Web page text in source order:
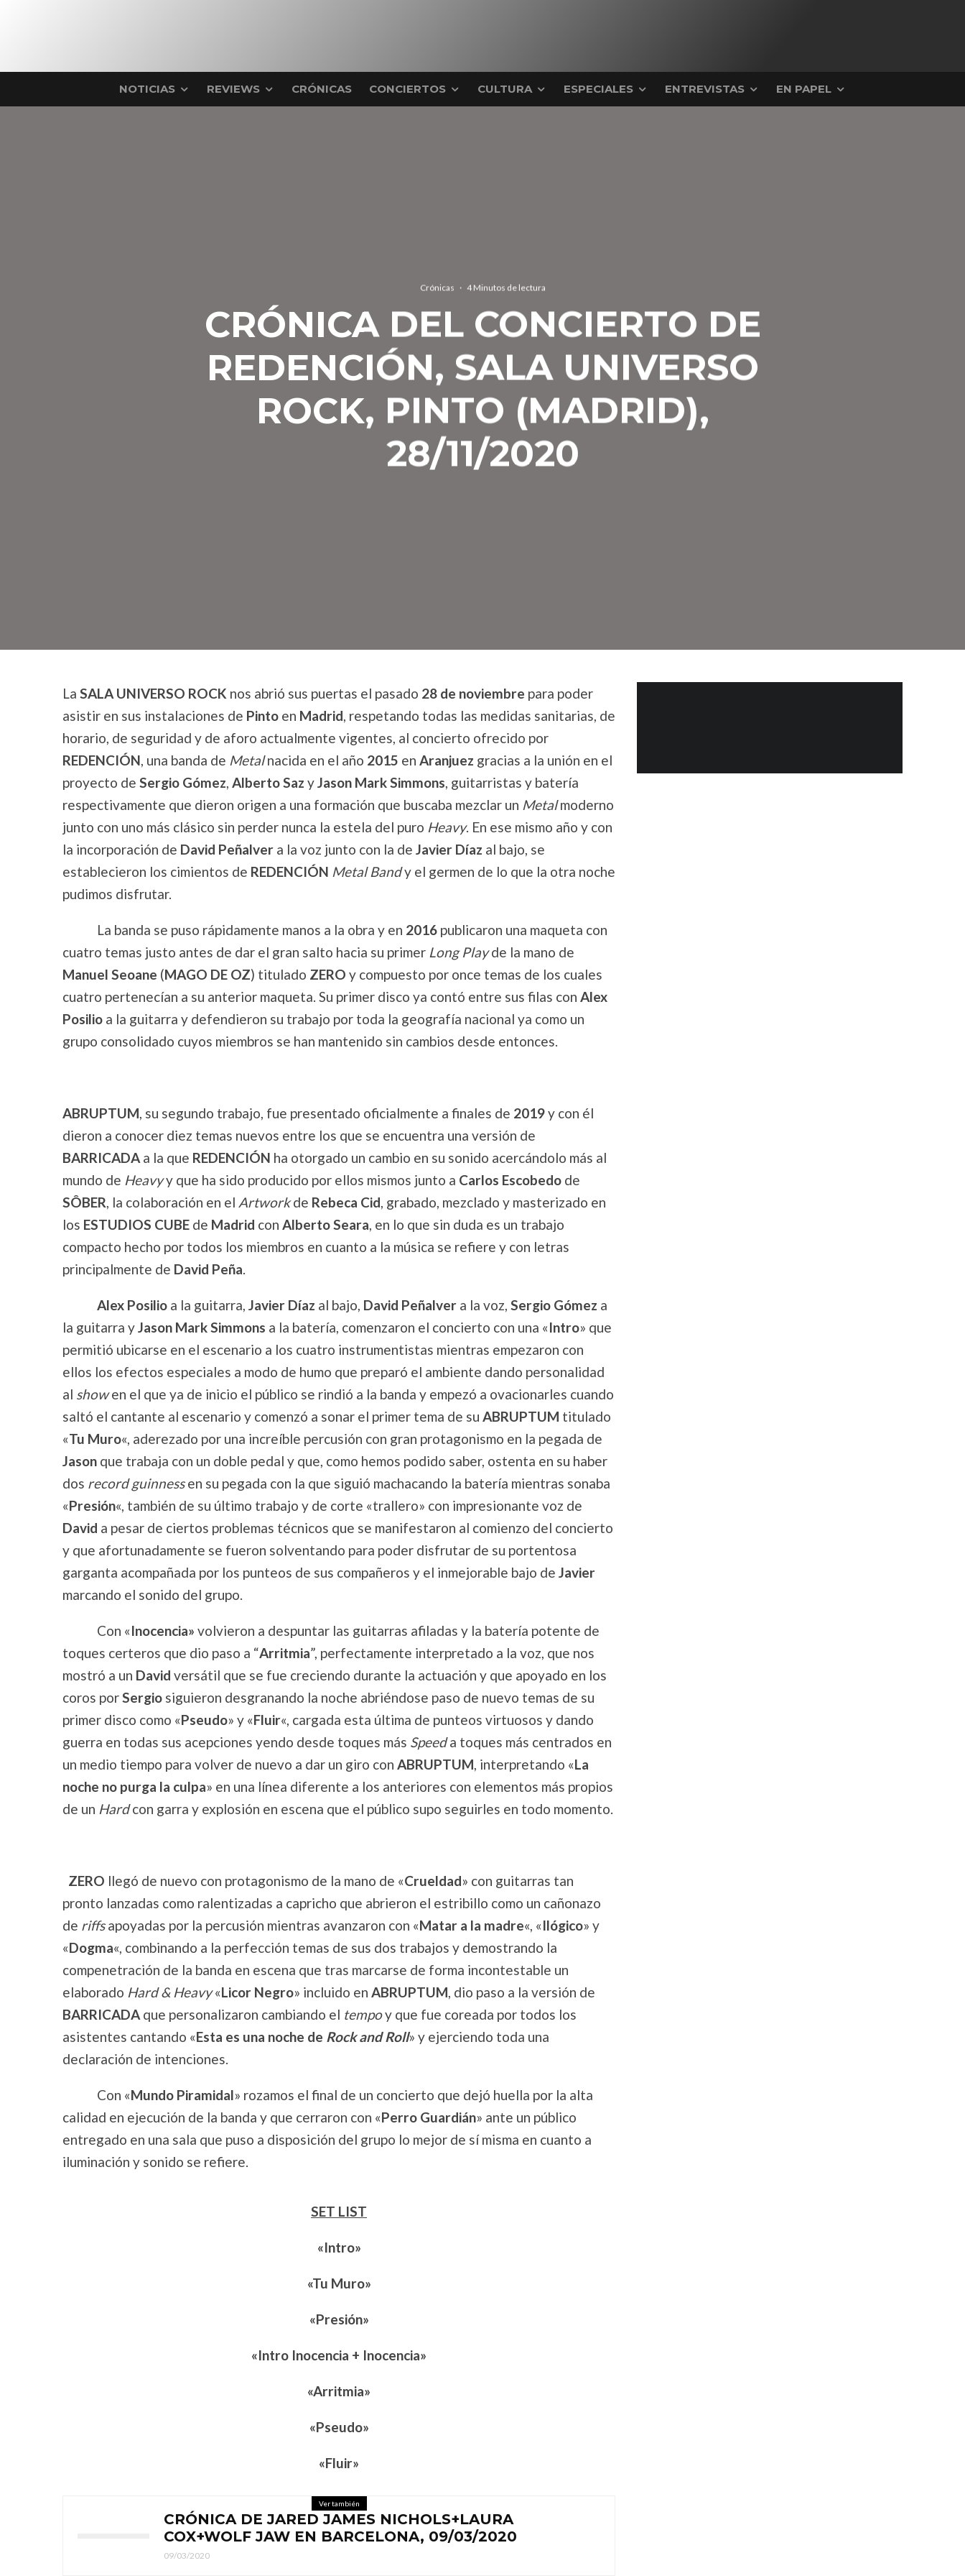
NOTICIAS REVIEWS CRÓNICAS CONCIERTOS CULTURA ESPECIALES ENTREVISTAS EN PAPEL
Crónicas · 4 Minutos de lectura
CRÓNICA DEL CONCIERTO DE
REDENCIÓN, SALA UNIVERSO
ROCK, PINTO (MADRID),
28/11/2020
La SALA UNIVERSO ROCK nos abrió sus puertas el pasado 28 de noviembre para poder
asistir en sus instalaciones de Pinto en Madrid, respetando todas las medidas sanitarias, de
horario, de seguridad y de aforo actualmente vigentes, al concierto ofrecido por
REDENCIÓN, una banda de Metalnacida en el año 2015 en Aranjuez gracias a la unión en el
proyecto de Sergio Gómez, Alberto Saz yJason Mark Simmons, guitarristas y batería
respectivamente que dieron origen a una formación que buscaba mezclar un Metalmoderno
junto con uno más clásico sin perder nunca la estela del puro Heavy. En ese mismo año y con
la incorporación de David Peñalver a la voz junto con la de Javier Díaz al bajo, se
establecieron los cimientos de REDENCIÓN Metal Bandy el germen de lo que la otra noche
pudimos disfrutar.
La banda se puso rápidamente manos a la obra y en 2016 publicaron una maqueta con
cuatro temas justo antes de dar el gran salto hacia su primer Long Playde la mano de
Manuel Seoane (MAGO DE OZ) titulado ZERO y compuesto por once temas de los cuales
cuatro pertenecían a su anterior maqueta. Su primer disco ya contó entre sus filas con Alex
Posilio a la guitarra y defendieron su trabajo por toda la geografía nacional ya como un
grupo consolidado cuyos miembros se han mantenido sin cambios desde entonces.
ABRUPTUM, su segundo trabajo, fue presentado oficialmente a finales de 2019y con él
dieron a conocer diez temas nuevos entre los que se encuentra una versión de
BARRICADA a la que REDENCIÓN ha otorgado un cambio en su sonido acercándolo más al
mundo de Heavyy que ha sido producido por ellos mismos junto a Carlos Escobedo de
SÔBER, la colaboración en el Artworkde Rebeca Cid, grabado, mezclado y masterizado en
los ESTUDIOS CUBE de Madrid con Alberto Seara, en lo que sin duda es un trabajo
compacto hecho por todos los miembros en cuanto a la música se refiere y con letras
principalmente de David Peña.
Alex Posilio a la guitarra, Javier Díaz al bajo, David Peñalver a la voz, Sergio Gómez a
la guitarra yJason Mark Simmons a la batería, comenzaron el concierto con una «Intro» que
permitió ubicarse en el escenario a los cuatro instrumentistas mientras empezaron con
ellos los efectos especiales a modo de humo que preparó el ambiente dando personalidad
al showen el que ya de inicio el público se rindió a la banda y empezó a ovacionarles cuando
saltó el cantante al escenario y comenzó a sonar el primer tema de su ABRUPTUM titulado
«Tu Muro«, aderezado por una increíble percusión con gran protagonismo en la pegada de
Jason que trabaja con un doble pedal y que, como hemos podido saber, ostenta en su haber
dos record guinnessen su pegada con la que siguió machacando la batería mientras sonaba
«Presión«, también de su último trabajo y de corte «trallero» con impresionante voz de
David a pesar de ciertos problemas técnicos que se manifestaron al comienzo del concierto
y que afortunadamente se fueron solventando para poder disfrutar de su portentosa
garganta acompañada por los punteos de sus compañeros y el inmejorable bajo de Javier
marcando el sonido del grupo.
Con «Inocencia» volvieron a despuntar las guitarras afiladas y la batería potente de
toques certeros que dio paso a “Arritmia”, perfectamente interpretado a la voz, que nos
mostró a un David versátil que se fue creciendo durante la actuación y que apoyado en los
coros porSergio siguieron desgranando la noche abriéndose paso de nuevo temas de su
primer disco como «Pseudo» y «Fluir«, cargada esta última de punteos virtuosos y dando
guerra en todas sus acepciones yendo desde toques más Speeda toques más centrados en
un medio tiempo para volver de nuevo a dar un giro con ABRUPTUM, interpretando «La
noche no purga la culpa» en una línea diferente a los anteriores con elementos más propios
de un Hardcon garra y explosión en escena que el público supo seguirles en todo momento.
ZERO llegó de nuevo con protagonismo de la mano de «Crueldad» con guitarras tan
pronto lanzadas como ralentizadas a capricho que abrieron el estribillo como un cañonazo
de riffsapoyadas por la percusión mientras avanzaron con «Matar a la madre«, «Ilógico» y
«Dogma«, combinando a la perfección temas de sus dos trabajos y demostrando la
compenetración de la banda en escena que tras marcarse de forma incontestable un
elaborado Hard & Heavy«Licor Negro» incluido en ABRUPTUM, dio paso a la versión de
BARRICADA que personalizaron cambiando el tempoy que fue coreada por todos los
asistentes cantando «Esta es una noche de Rock and Roll» y ejerciendo toda una
declaración de intenciones.
Con «Mundo Piramidal» rozamos el final de un concierto que dejó huella por la alta
calidad en ejecución de la banda y que cerraron con «Perro Guardián» ante un público
entregado en una sala que puso a disposición del grupo lo mejor de sí misma en cuanto a
iluminación y sonido se refiere.
SET LIST
«Intro»
«Tu Muro»
«Presión»
«Intro Inocencia + Inocencia»
«Arritmia»
«Pseudo»
«Fluir»
Ver también
CRÓNICA DE JARED JAMES NICHOLS+LAURA
COX+WOLF JAW EN BARCELONA, 09/03/2020
09/03/2020